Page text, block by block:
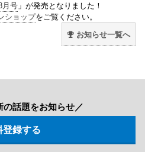
月号 」が発売となりました！
ショップをご覧ください。
お知らせ一覧へ
の話題をお知らせ／